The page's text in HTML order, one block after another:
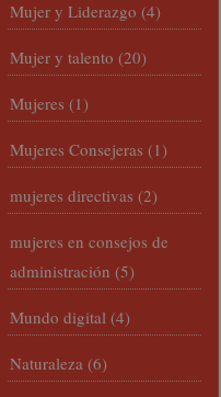
Mujer y Liderazgo (4)
Mujer y talento (20)
Mujeres (1)
Mujeres Consejeras (1)
mujeres directivas (2)
mujeres en consejos de
administración (5)
Mundo digital (4)
Naturaleza (6)